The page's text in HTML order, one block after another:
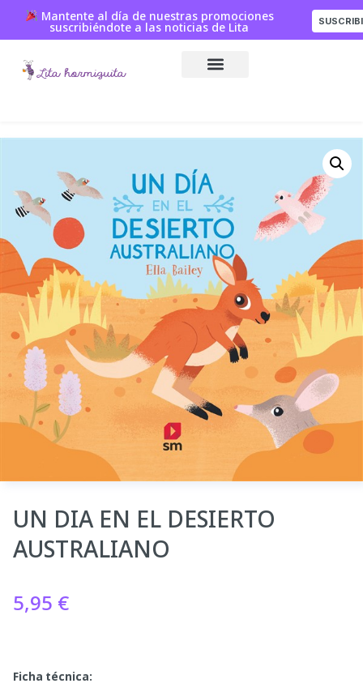
Mantente al día de nuestras promociones
suscribiéndote a las noticias de Lita
UN DIA EN EL DESIERTO
AUSTRALIANO
5,95 €
Ficha técnica: